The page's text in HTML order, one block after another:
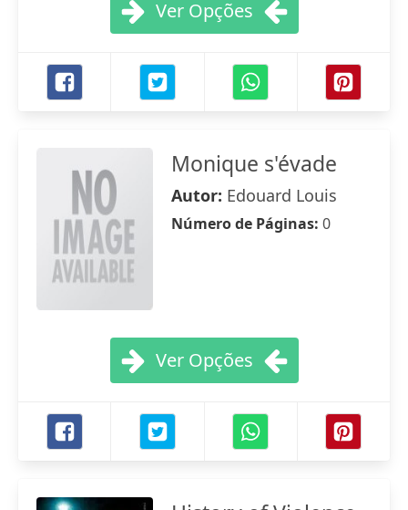
Ver Opções
Monique s'évade
Autor: Edouard Louis
Número de Páginas: 0
Ver Opções